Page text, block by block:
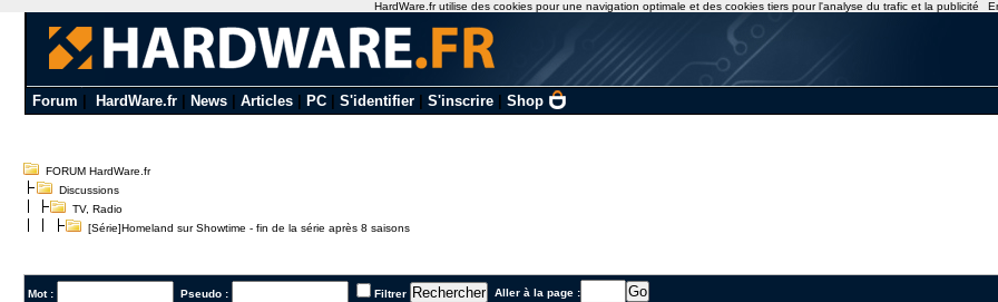
Forum HardWare.fr| News| Articles| PC| S'identifier| S'inscrire| Shop
FORUM HardWare.fr
Discussions
TV, Radio
[Série]Homeland sur Showtime - fin de la série après 8 saisons
Mot : Pseudo : Filtrer Aller à la page :
HardWare.fr utilise des cookies pour une navigation optimale et des cookies tiers pour l'analyse du trafic et la publicité